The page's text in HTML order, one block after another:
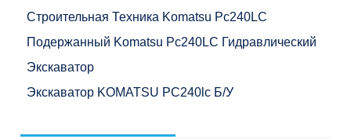
Строительная Техника Komatsu Pc240LC
Подержанный Komatsu Pc240LC Гидравлический
Экскаватор
Экскаватор KOMATSU PC240lc Б/у